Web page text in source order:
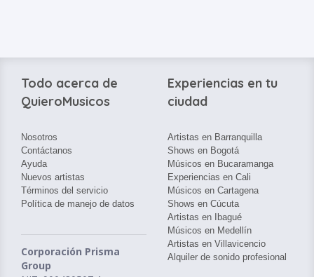
Todo acerca de
QuieroMusicos
Nosotros
Contáctanos
Ayuda
Nuevos artistas
Términos del servicio
Política de manejo de datos
Corporación Prisma
Group
Experiencias en tu
ciudad
Artistas en Barranquilla
Shows en Bogotá
Músicos en Bucaramanga
Experiencias en Cali
Músicos en Cartagena
Shows en Cúcuta
Artistas en Ibagué
Músicos en Medellín
Artistas en Villavicencio
Alquiler de sonido profesional